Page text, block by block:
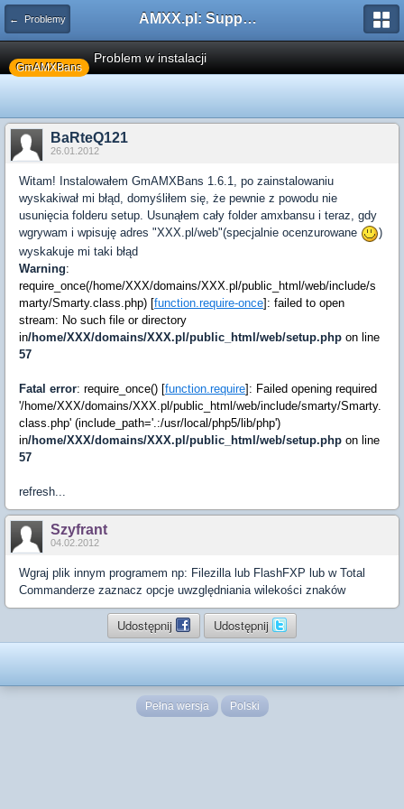
← Problemy AMXX.pl: Support AMX Mod X i SourceMod
GmAMXBans
Problem w instalacji
BaRteQ121
26.01.2012
Witam! Instalowałem GmAMXBans 1.6.1, po zainstalowaniu
wyskakiwał mi błąd, domyśliłem się, że pewnie z powodu nie
usunięcia folderu setup. Usunąłem cały folder amxbansu i teraz, gdy
wgrywam i wpisuję adres "XXX.pl/web"(specjalnie ocenzurowane
)
wyskakuje mi taki błąd
Warning:
require_once(/home/XXX/domains/XXX.pl/public_html/web/include/s
marty/Smarty.class.php) [function.require-once]: failed to open
stream: No such file or directory
in/home/XXX/domains/XXX.pl/public_html/web/setup.php on line
57
Fatal error: require_once() [function.require]: Failed opening required
'/home/XXX/domains/XXX.pl/public_html/web/include/smarty/Smarty.
class.php' (include_path='.:/usr/local/php5/lib/php')
in/home/XXX/domains/XXX.pl/public_html/web/setup.php on line
57
refresh...
Szyfrant
04.02.2012
Wgraj plik innym programem np: Filezilla lub FlashFXP lub w Total
Commanderze zaznacz opcje uwzględniania wilekości znaków
Udostępnij Udostępnij
Pełna wersja Polski